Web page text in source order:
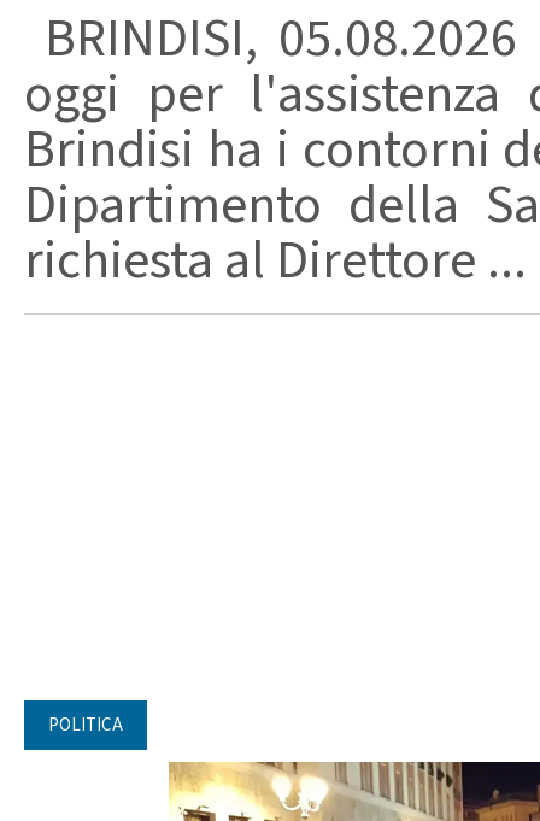
BRINDISI,
oggi per
Brindisi ha i contorni
Dipartimento della
richiesta al Direttore ...
POLITICA